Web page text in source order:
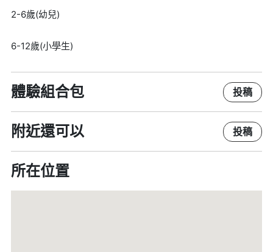
2-6歲(幼兒)
6-12歲(小學生)
體驗組合包 投稿
附近還可以 投稿
所在位置